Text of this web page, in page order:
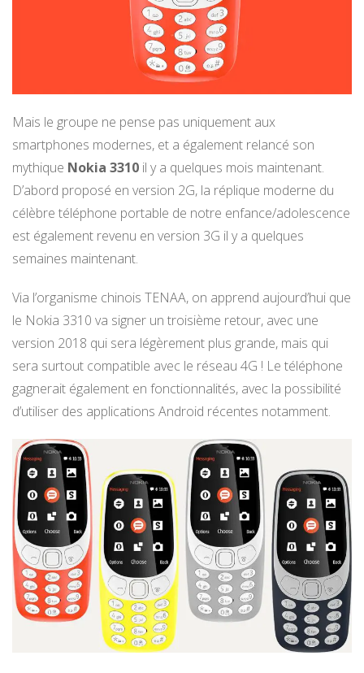
Mais le groupe ne pense pas uniquement aux
smartphones modernes, et a également relancé son
mythique Nokia 3310 il y a quelques mois maintenant.
D’abord proposé en version 2G, la réplique moderne du
célèbre téléphone portable de notre enfance/adolescence
est également revenu en version 3G il y a quelques
semaines maintenant.
Via l’organisme chinois TENAA, on apprend aujourd’hui que
le Nokia 3310 va signer un troisième retour, avec une
version 2018 qui sera légèrement plus grande, mais qui
sera surtout compatible avec le réseau 4G ! Le téléphone
gagnerait également en fonctionnalités, avec la possibilité
d’utiliser des applications Android récentes notamment.